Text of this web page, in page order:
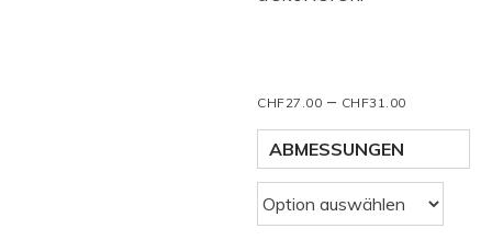
CHF27.00 – CHF31.00
ABMESSUNGEN